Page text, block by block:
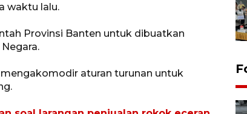
waktu lalu.
Provinsi Banten untuk dibuatkan
aturan turunan untuk